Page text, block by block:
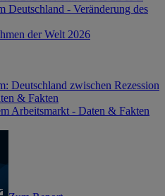
Deutschland - Veränderung des
der Welt 2026
Deutschland zwischen Rezession
& Fakten
Arbeitsmarkt - Daten & Fakten